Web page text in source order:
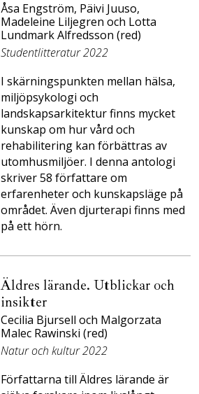
Åsa Engström, Päivi Juuso,
Madeleine Liljegren och Lotta
Lundmark Alfredsson (red)
Studentlitteratur 2022
I skärningspunkten mellan hälsa,
miljöpsykologi och
landskapsarkitektur finns mycket
kunskap om hur vård och
rehabilitering kan förbättras av
utomhusmiljöer. I denna antologi
skriver 58 författare om
erfarenheter och kunskapsläge på
området. Även djurterapi finns med
på ett hörn.
Äldres lärande. Utblickar och
insikter
Cecilia Bjursell och Malgorzata
Malec Rawinski (red)
Natur och kultur 2022
Författarna till Äldres lärande är